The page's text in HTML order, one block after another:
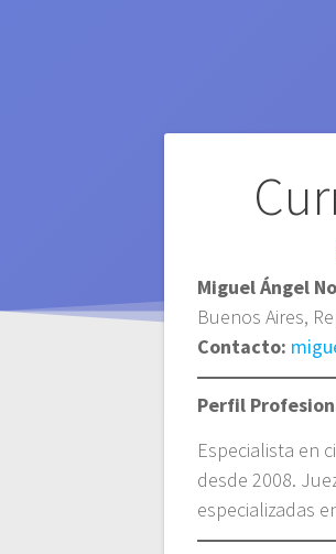
Miguel Ángel
Buenos Aires,
Contacto:
Perfil
Especialista en
desde 2008.
especializadas